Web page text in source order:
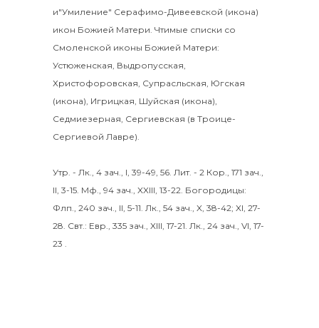
и"Умиление" Серафимо-Дивеевской (икона)
икон Божией Матери. Чтимые списки со
Смоленской иконы Божией Матери:
Устюженская Выдропусская
Христофоровская Супрасльская Югская
(икона), Игрицкая Шуйская (икона),
Седмиезерная Сергиевская (в Троице-
Сергиевой Лавре).
Утр. - Лк., 4 зач., I, 39-49, 56. Лит. - 2 Кор., 171 зач.,
II, 3-15. Мф., 94 зач., XXIII, 13-22. Богородицы:
Флп., 240 зач., II, 5-11. Лк., 54 зач., X, 38-42; XI, 27-
28. Свт.: Евр., 335 зач., XIII, 17-21. Лк., 24 зач., VI, 17-
23